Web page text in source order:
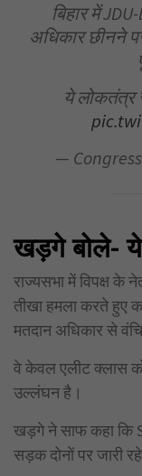
बिहार में
अधिकार छीनने
ये लोकतंत्र
—
खड़गे बोले- ये
राज्यसभा में विपक्ष के
तीखा हमला करते हुए
मतदान अधिकार से
वे केवल एलीट क्लास
उल्लंघन है।
खड़गे ने साफ कहा कि
सड़क दोनों पर जारी